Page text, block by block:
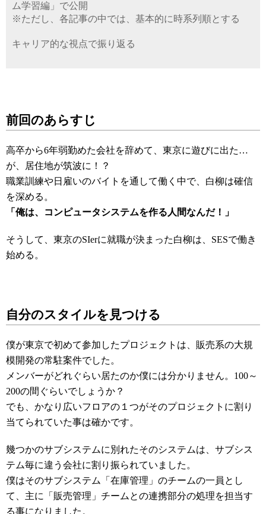
ム学習編」で公開
※ただし、各記事の中では、基本的に時系列順とする
キャリア的な視点で振り返る
前回のあらすじ
高卒から6年弱勤めた会社を辞めて、東京に遊びに出た…
が、居住地が筑波に！？
職業訓練や日雇いのバイトを通して働く中で、白柳は確信
を深める。
「俺は、コンピュータシステムを作る人間なんだ！」
そうして、東京のSIerに就職が決まった白柳は、SESで働き
始める。
自分のスタイルを見つける
僕が東京で初めて参加したプロジェクトは、販売系の大規
模開発の常駐案件でした。
メンバーがどれぐらい居たのか僕には分かりません。100～
200の間ぐらいでしょうか？
でも、かなり広いフロアの１つがそのプロジェクトに割り
当てられていた事は確かです。
幾つかのサブシステムに別れたそのシステムは、サブシス
テム毎に違う会社に割り振られていました。
僕はそのサブシステム「在庫管理」のチームの一員とし
て、主に「販売管理」チームとの連携部分の処理を担当す
る事になりました。